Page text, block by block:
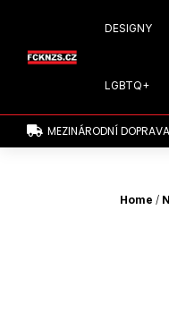
DESIGNY
LGBTQ+
 MEZINÁRODNÍ DOPRAVA
Home /